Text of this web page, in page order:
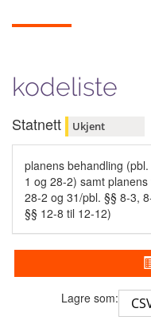
kodeliste
Statnett Ukjent
planens behandling
1 og 28-2) samt
28-2 og 31/pbl. §§ 8-3,
§§ 12-8 til 12-12)
Lagre som: